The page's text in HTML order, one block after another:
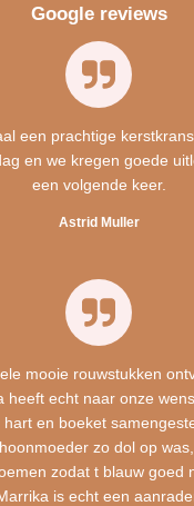
Google reviews
een prachtige
en we kregen goede
een volgende keer.
Astrid Muller
mooie rouwstukken
heeft echt naar onze
en boeket
zo dol op
zodat t blauw goed
is echt een